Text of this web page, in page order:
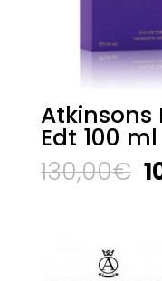
Atkinsons
Edt 100 ml
130,00€ El